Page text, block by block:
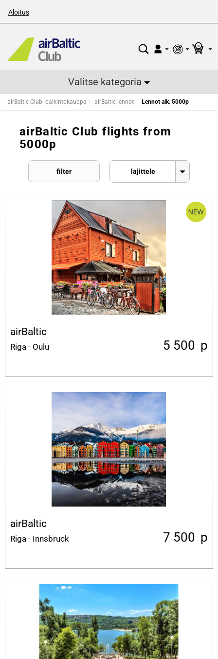
Aloitus
0
Valitse kategoria
airBaltic Club -palkintokauppa airBaltic lennot Lennot alk. 5000p
airBaltic Club flights from
5000p
filter lajittele
airBaltic
Riga - Oulu 5 500 p
airBaltic
Riga - Innsbruck 7 500 p